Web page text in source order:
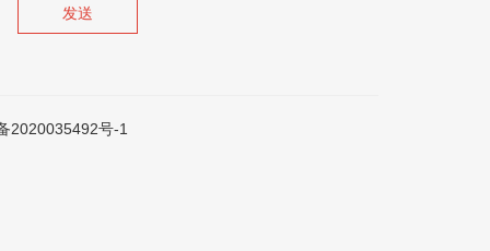
发送
2020035492号-1